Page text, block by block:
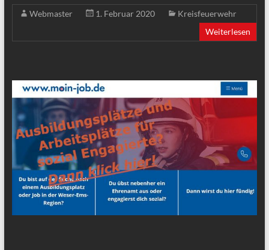
Webmaster 1. Februar 2020
Kreisfeuerwehr
Weiterlesen